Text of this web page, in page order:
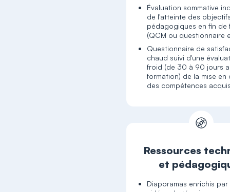
Évaluation sommative
de l'atteinte des
pédagogiques en fin de
(QCM ou questionnaire
Questionnaire de
chaud suivi d'une
froid (de 30 à 90 jours
formation) de la mise
des compétences
Ressources
et
Diaporamas enrichis par